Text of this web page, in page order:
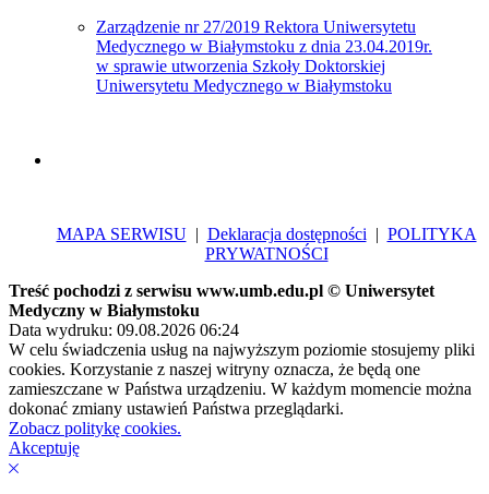
Zarządzenie nr 27/2019 Rektora Uniwersytetu
Medycznego w Białymstoku z dnia 23.04.2019r.
w sprawie utworzenia Szkoły Doktorskiej
Uniwersytetu Medycznego w Białymstoku
MAPA SERWISU| Deklaracja dostępności | POLITYKA
PRYWATNOŚCI
Treść pochodzi z serwisu www.umb.edu.pl © Uniwersytet
Medyczny w Białymstoku
Data wydruku: 09.08.2026 06:24
W celu świadczenia usług na najwyższym poziomie stosujemy pliki
cookies. Korzystanie z naszej witryny oznacza, że będą one
zamieszczane w Państwa urządzeniu. W każdym momencie można
dokonać zmiany ustawień Państwa przeglądarki.
Zobacz politykę cookies.
Akceptuję